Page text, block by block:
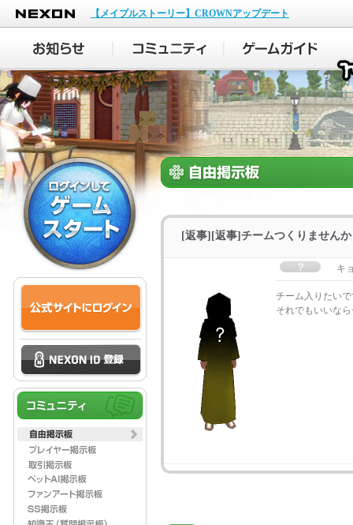
NEXON
【メイプルストーリー】CROWNアップデート
[返事][返事]チームつくりませんか
キ
チーム入りたい
それでもいいな